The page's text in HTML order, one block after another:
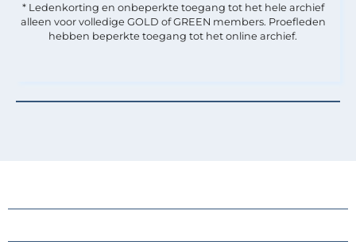
* Ledenkorting en onbeperkte toegang tot het hele archief
alleen voor volledige GOLD of GREEN members. Proefleden
hebben beperkte toegang tot het online archief.